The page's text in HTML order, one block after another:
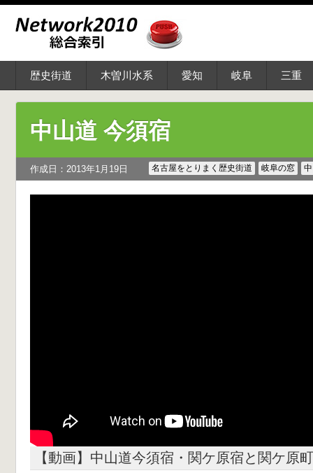
歴史街道 木曽川水系 愛知 岐阜 三重
中山道 今須宿
作成日：2013年1月19日 名古屋をとりまく歴史街道 岐阜の窓
【動画】中山道今須宿・関ケ原宿と関ケ原